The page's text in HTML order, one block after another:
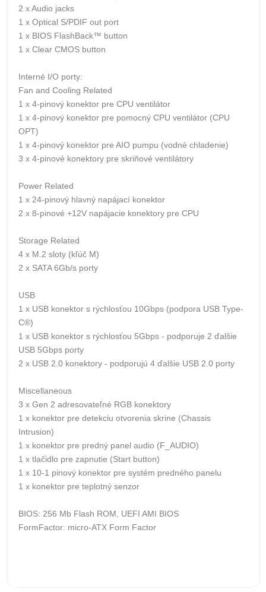
2 x Audio jacks
1 x Optical S/PDIF out port
1 x BIOS FlashBack™ button
1 x Clear CMOS button
Interné I/O porty:
Fan and Cooling Related
1 x 4-pinový konektor pre CPU ventilátor
1 x 4-pinový konektor pre pomocný CPU ventilátor (CPU
OPT)
1 x 4-pinový konektor pre AIO pumpu (vodné chladenie)
3 x 4-pinové konektory pre skriňové ventilátory
Power Related
1 x 24-pinový hlavný napájací konektor
2 x 8-pinové +12V napájacie konektory pre CPU
Storage Related
4 x M.2 sloty (kľúč M)
2 x SATA 6Gb/s porty
USB
1 x USB konektor s rýchlosťou 10Gbps (podpora USB Type-
C®)
1 x USB konektor s rýchlosťou 5Gbps - podporuje 2 ďalšie
USB 5Gbps porty
2 x USB 2.0 konektory - podporujú 4 ďalšie USB 2.0 porty
Miscellaneous
3 x Gen 2 adresovateľné RGB konektory
1 x konektor pre detekciu otvorenia skrine (Chassis
Intrusion)
1 x konektor pre predný panel audio (F_AUDIO)
1 x tlačidlo pre zapnutie (Start button)
1 x 10-1 pinový konektor pre systém predného panelu
1 x konektor pre teplotný senzor
BIOS: 256 Mb Flash ROM, UEFI AMI BIOS
FormFactor: micro-ATX Form Factor